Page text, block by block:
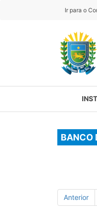
Ir para o
BANCO
Anterior